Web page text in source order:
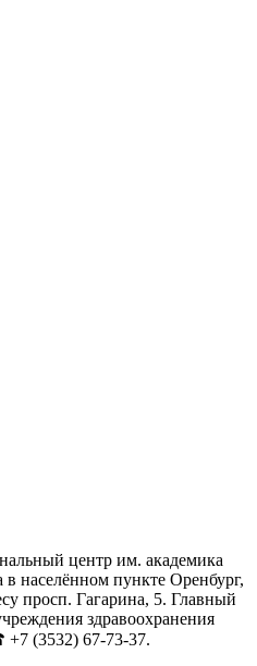
центр им. академика
населённом пункте Оренбург,
просп. Гагарина, 5. Главный
здравоохранения
(3532) 67-73-37.